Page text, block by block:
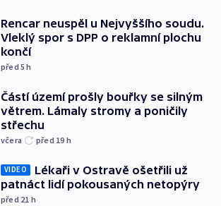
Rencar neuspěl u Nejvyššího soudu.
Vleklý spor s DPP o reklamní plochu
končí
před 5h
Částí území prošly bouřky se silným
větrem. Lámaly stromy a poničily
střechu
včera před 19 h
VIDEO
Lékaři v Ostravě ošetřili už
patnáct lidí pokousaných netopýry
před 21 h